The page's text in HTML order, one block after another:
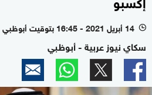
l 14 أبريل 2021 - 16:45 بتوقيت أبوظبي
سكاي نيوز عربية - أبوظبي